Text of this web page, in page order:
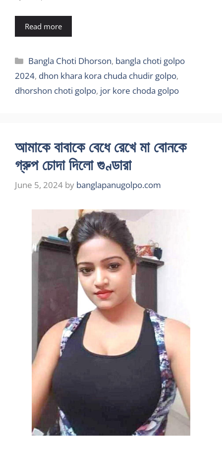
Read more
Categories
Bangla Choti Dhorson, bangla choti golpo
2024, dhon khara kora chuda chudir golpo,
dhorshon choti golpo, jor kore choda golpo
আমাকে বাবাকে বেধে রেখে মা বোনকে
গ্রুপ চোদা দিলো গুণ্ডারা
June 5, 2024 by banglapanugolpo.com